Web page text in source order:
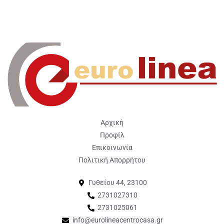
Αρχική
Προφίλ
Επικοινωνία
Πολιτική Απορρήτου
Γυθείου 44, 23100
2731027310
2731025061
info@eurolineacentrocasa.gr